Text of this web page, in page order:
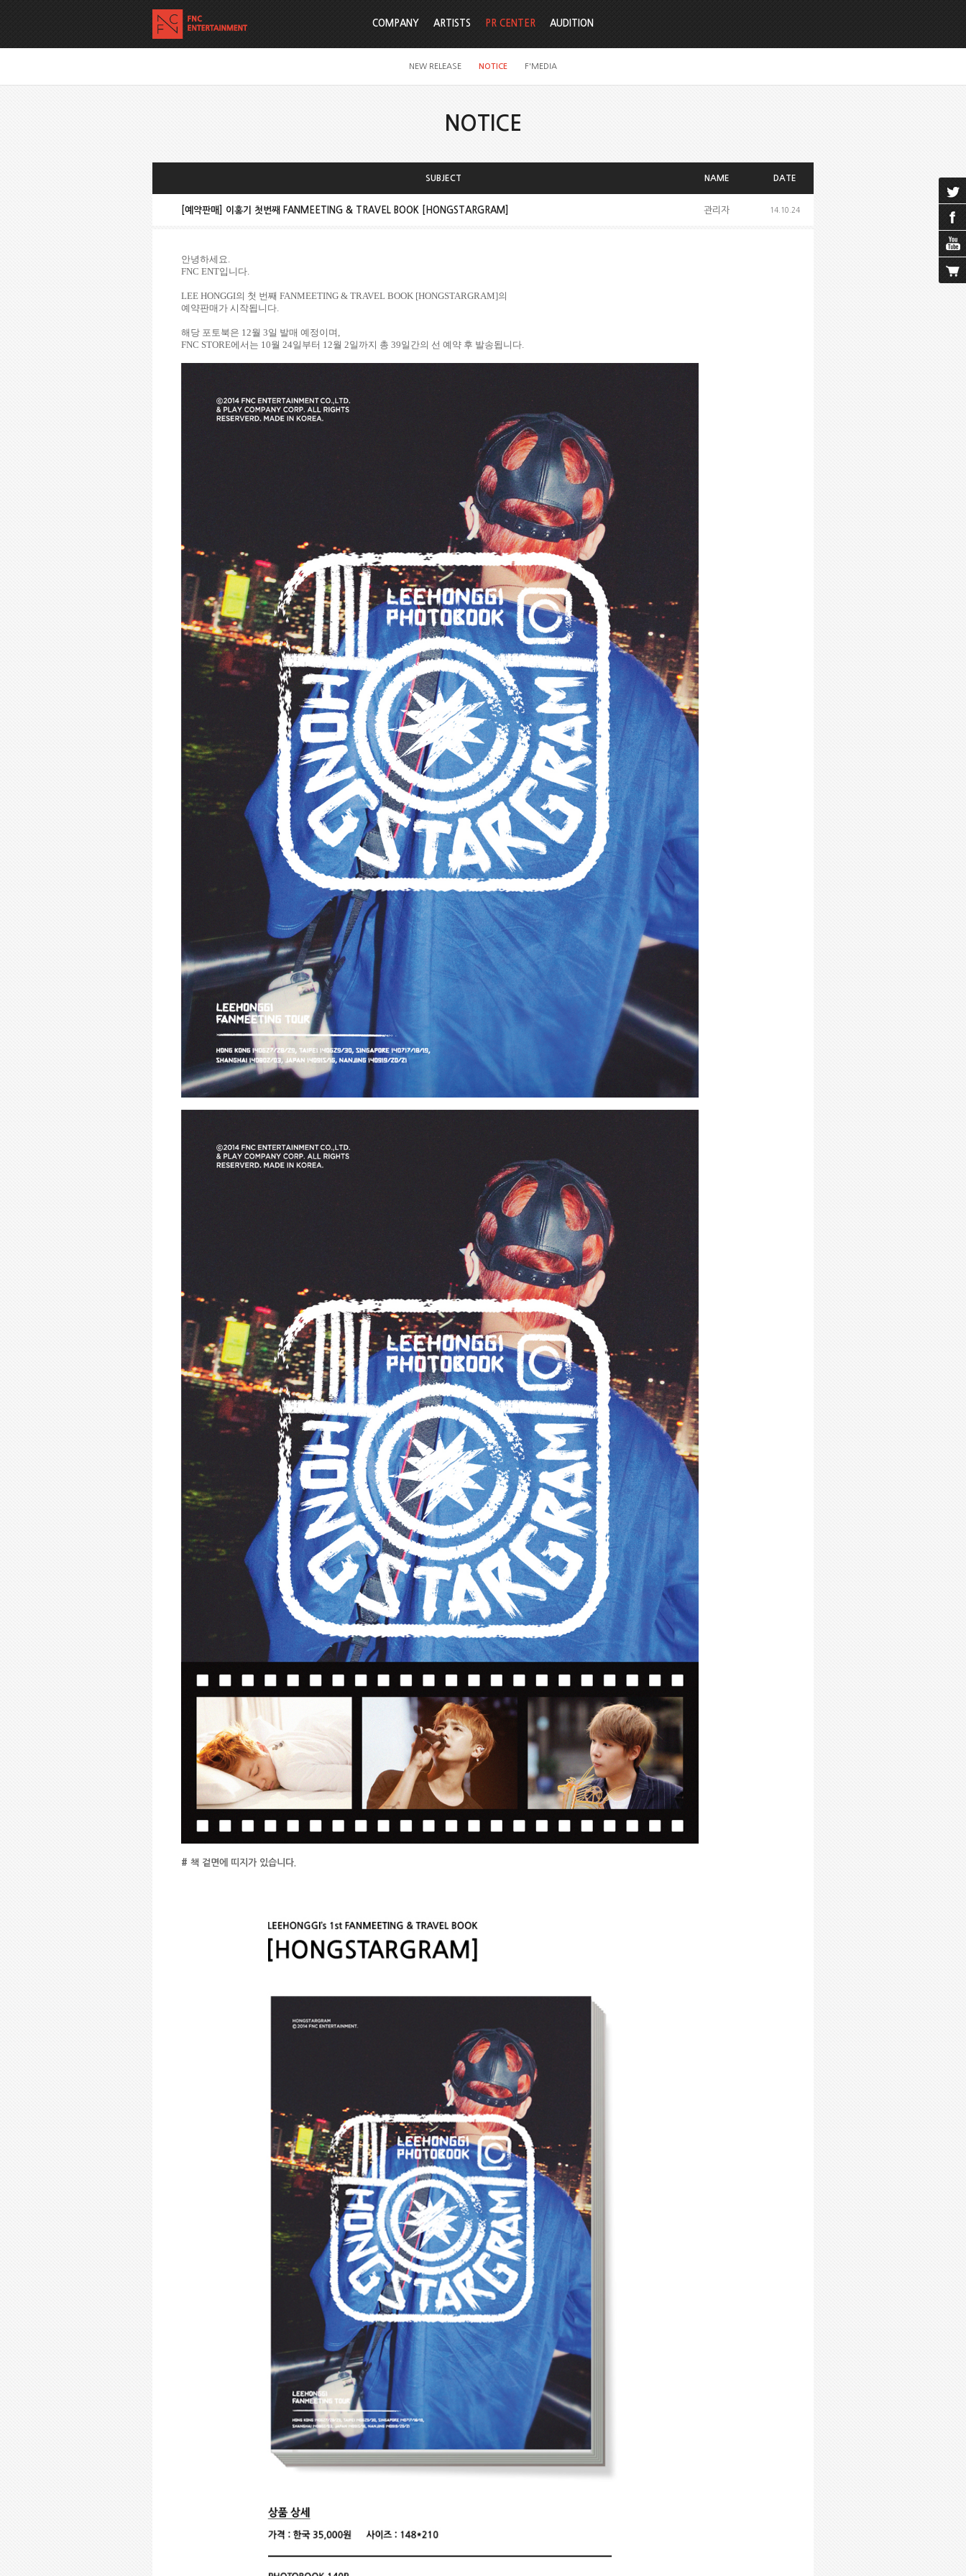
COMPANY ARTISTS PR CENTER
NEW RELEASE NOTICE F'MEDIA
AUDITION
NOTICE
SUBJECT NAME DATE
[예약판매] 이홍기 첫번째 FANMEETING & TRAVEL BOOK [HONGSTARGRAM] 관리자 14.10.24
안녕하세요.
FNC ENT입니다.
LEE HONGGI의 첫 번째 FANMEETING & TRAVEL BOOK [HONGSTARGRAM]의
예약판매가 시작됩니다.
해당 포토북은 12월 3일 발매 예정이며 ,
FNC STORE에서는 10월 24일부터 12월 2일까지 총 39일간의 선 예약 후 발송됩니다.
# 책 겉면에 띠지가 있습니다